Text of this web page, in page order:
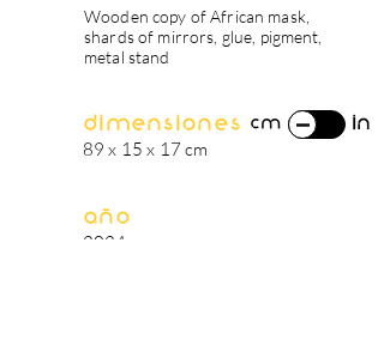
Wooden copy of African mask,
shards of mirrors, glue, pigment,
metal stand
Dimensiones
89 x 15 x 17 cm
cm in
Año
2024